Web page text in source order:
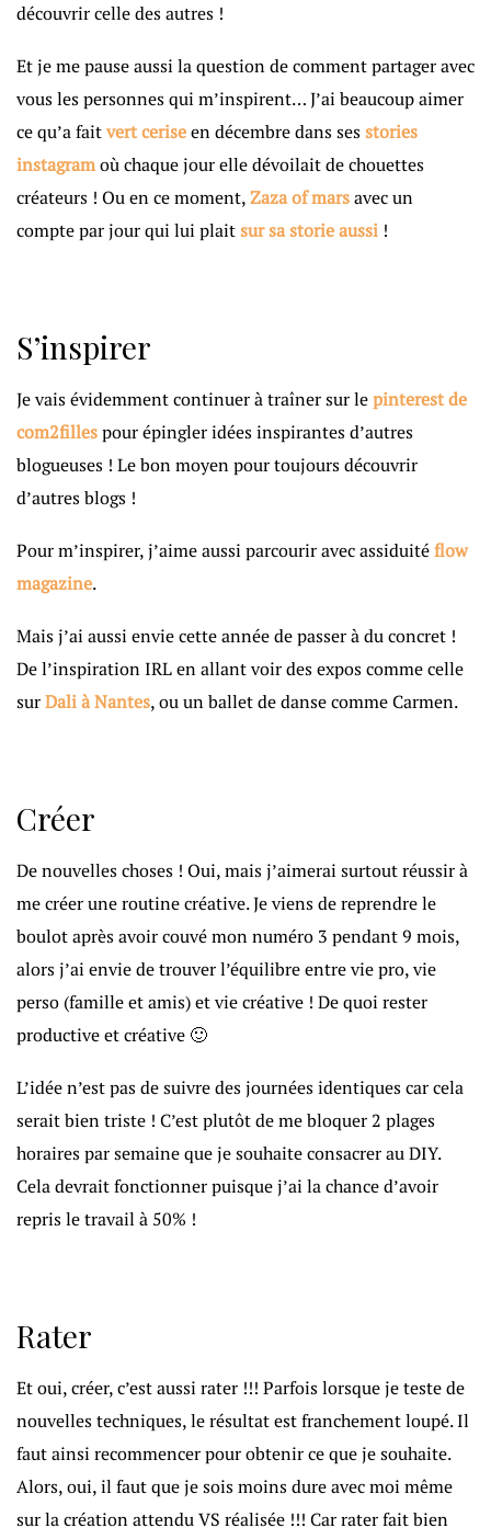
découvrir celle des autres !
Et je me pause aussi la question de comment partager avec
vous les personnes qui m’inspirent… J’ai beaucoup aimer
ce qu’a faitvert ceriseen décembre dans sesstories
instagramoù chaque jour elle dévoilait de chouettes
créateurs ! Ou en ce moment,Zaza of marsavec un
compte par jour qui lui plaitsur sa storie aussi !
S’inspirer
Je vais évidemment continuer à traîner sur lepinterest de
com2fillespour épingler idées inspirantes d’autres
blogueuses ! Le bon moyen pour toujours découvrir
d’autres blogs !
Pour m’inspirer, j’aime aussi parcourir avec assiduitéflow
magazine.
Mais j’ai aussi envie cette année de passer à du concret !
De l’inspiration IRL en allant voir des expos comme celle
surDali à Nantes, ou un ballet de danse comme Carmen.
Créer
De nouvelles choses ! Oui, mais j’aimerai surtout réussir à
me créer une routine créative. Je viens de reprendre le
boulot après avoir couvé mon numéro 3 pendant 9 mois,
alors j’ai envie de trouver l’équilibre entre vie pro, vie
perso (famille et amis) et vie créative ! De quoi rester
productive et créative 🙂
L’idée n’est pas de suivre des journées identiques car cela
serait bien triste ! C’est plutôt de me bloquer 2 plages
horaires par semaine que je souhaite consacrer au DIY.
Cela devrait fonctionner puisque j’ai la chance d’avoir
repris le travail à 50% !
Rater
Et oui, créer, c’est aussi rater !!! Parfois lorsque je teste de
nouvelles techniques, le résultat est franchement loupé. Il
faut ainsi recommencer pour obtenir ce que je souhaite.
Alors, oui, il faut que je sois moins dure avec moi même
sur la création attendu VS réalisée !!! Car rater fait bien